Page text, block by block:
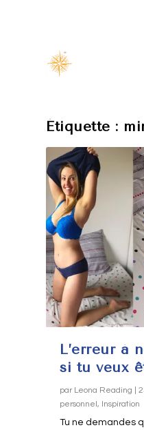
Étiquette :
L’erreur à
si tu veux
par Leona Reading |
personnel, Inspiration
Tu ne demandes